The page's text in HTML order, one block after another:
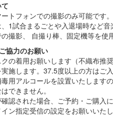
トフォンでの撮影のみ可能です。
、1試合まるごとや入退場時など
の撮影、 自撮り棒、固定機等を使
協力のお願い
の着用お願いします（不織布推奨
実施します。37.5度以上の方はご
用アルコールを設置いたします
できません。
確認された場合、ご予約・ご購
ン指定受信の設定をお願いいたし